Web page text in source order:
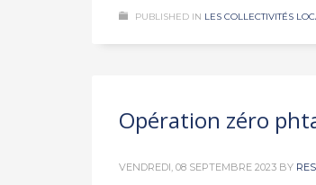
PUBLISHED IN LES COLLECTIVITÉS
Opération zéro
VENDREDI, 08 SEPTEMBRE 2023 BY RES